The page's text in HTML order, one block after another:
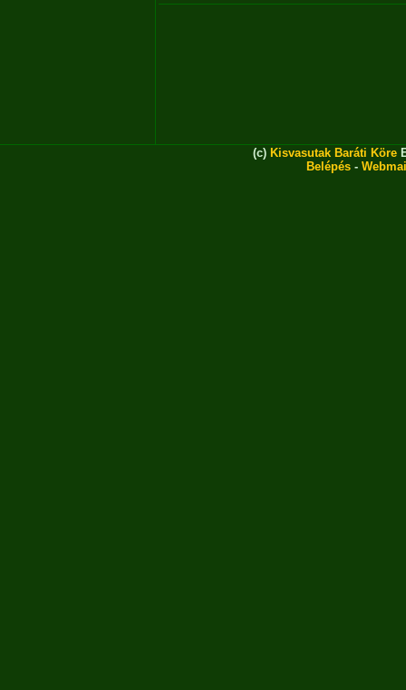
(c) Kisvasutak Baráti Köre
Belépés -